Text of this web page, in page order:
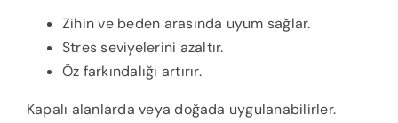
Zihin ve beden arasında uyum sağlar.
Stres seviyelerini azaltır.
Öz farkındalığı artırır.
Kapalı alanlarda veya doğada uygulanabilirler.